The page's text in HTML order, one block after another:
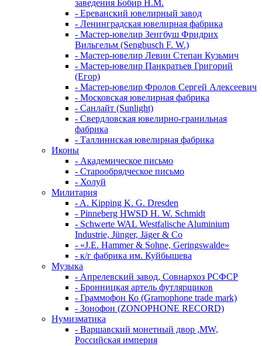
заведения Бобир Н.М.
- Ереванский ювелирный завод
- Ленинградская ювелирная фабрика
- Мастер-ювелир Зенгбуш Фридрих
Вильгельм (Sengbusch F. W.)
- Мастер-ювелир Левин Степан Кузьмич
- Мастер-ювелир Панкратьев Григорий
(Егор)
- Мастер-ювелир Фролов Сергей Алексеевич
- Московская ювелирная фабрика
- Санлайт (Sunlight)
- Свердловская ювелирно-гранильная
фабрика
- Таллиннская ювелирная фабрика
Иконы
- Академическое письмо
- Старообрядческое письмо
- Холуй
Милитария
- A. Kipping K. G. Dresden
- Pinneberg HWSD H. W. Schmidt
- Schwerte WAL Westfalische Aluminium
Industrie, Jünger, Jäger & Co
- «J.E. Hammer & Sohne, Geringswalde»
- к/г фабрика им. Куйбышева
Музыка
- Апрелевский завод, Совнархоз РСФСР
- Бронницкая артель футлярщиков
- Граммофон Ко (Gramophone trade mark)
- Зонофон (ZONOPHONE RECORD)
Нумизматика
- Варшавский монетный двор ,MW,
Российская империя